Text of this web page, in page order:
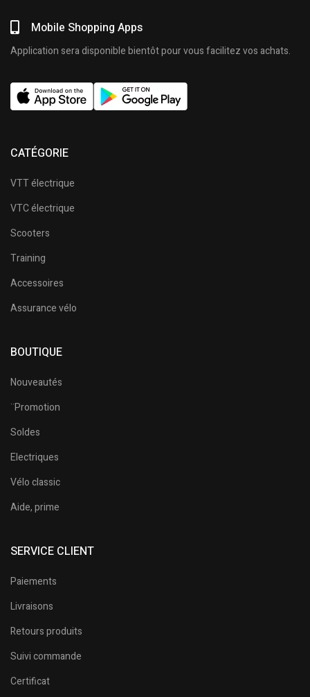
Mobile Shopping Apps
Application sera disponible bientôt pour vous facilitez vos achats.
CATÉGORIE
VTT électrique
VTC électrique
Scooters
Training
Accessoires
Assurance vélo
BOUTIQUE
Nouveautés
¨Promotion
Soldes
Electriques
Vélo classic
Aide, prime
SERVICE CLIENT
Paiements
Livraisons
Retours produits
Suivi commande
Certificat